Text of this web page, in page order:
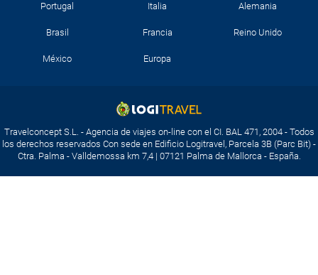
Portugal Italia Alemania
Brasil Francia Reino Unido
México Europa
Travelconcept S.L. - Agencia de viajes on-line con el CI. BAL 471, 2004 - Todos
los derechos reservados Con sede en Edificio Logitravel, Parcela 3B (Parc Bit) -
Ctra. Palma - Valldemossa km 7,4 | 07121 Palma de Mallorca - España.